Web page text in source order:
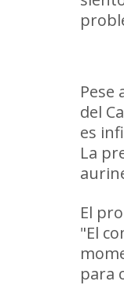
del
es
La
El
"El
para